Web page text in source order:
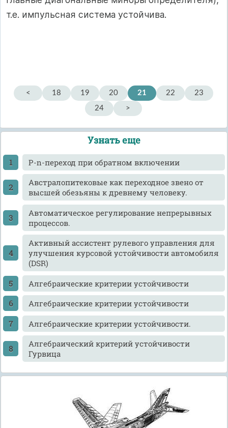
т.е. импульсная система устойчива.
< 18 19 20 21 22
23
24
>
Узнать еще
P-n-переход при обратном включении
Австралопитековые как переходное звено от
высшей обезьяны к древнему человеку.
Автоматическое регулирование непрерывных
процессов.
Активный ассистент рулевого управления для
улучшения курсовой устойчивости автомобиля
(DSR)
Алгебраические критерии устойчивости
Алгебраические критерии устойчивости
Алгебраические критерии устойчивости.
Алгебраический критерий устойчивости
Гурвица